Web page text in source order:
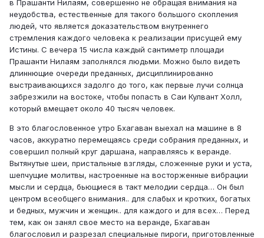
в Прашанти Нилаям, совершенно не обращая внимания на
неудобства, естественные для такого большого скопления
людей, что является доказательством внутреннего
стремления каждого человека к реализации присущей ему
Истины. С вечера 15 числа каждый сантиметр площади
Прашанти Нилаям заполнялся людьми. Можно было видеть
длиннющие очереди преданных, дисциплинированно
выстраивающихся задолго до того, как первые лучи солнца
забрезжили на востоке, чтобы попасть в Саи Кулвант Холл,
который вмещает около 40 тысяч человек.
В это благословенное утро Бхагаван выехал на машине в 8
часов, аккуратно перемещаясь среди собрания преданных, и
совершил полный круг даршана, направляясь к веранде.
Вытянутые шеи, пристальные взгляды, сложенные руки и уста,
шепчущие молитвы, настроенные на восторженные вибрации
мысли и сердца, бьющиеся в такт мелодии сердца… Он был
центром всеобщего внимания.. для слабых и кротких, богатых
и бедных, мужчин и женщин.. для каждого и для всех… Перед
тем, как он занял свое место на веранде, Бхагаван
благословил и разрезал специальные пироги, приготовленные